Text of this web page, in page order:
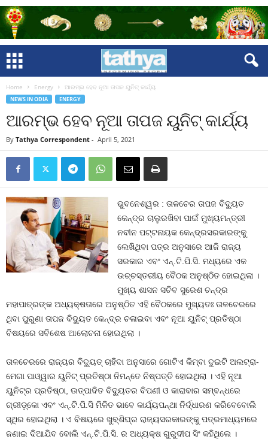
Home Energy ଆରମ୍ଭ ହେବ ନୂଆ ତାପଜ ୟୁନିଟ୍‌ କାର୍ଯ୍ୟ
NEWS IN ODIA ENERGY
ଆରମ୍ଭ ହେବ ନୂଆ ତାପଜ ୟୁନିଟ୍‌ କାର୍ଯ୍ୟ
By Tathya Correspondent - April 5, 2021
ଭୁବନେଶ୍ୱର : ତାଳଚେର ତାପଜ ବିଦ୍ୟୁତ
କେନ୍ଦ୍ର ଚାଲୁରଖିବା ପାଇଁ ମୁଖ୍ୟମନ୍ତ୍ରୀ
ନବୀନ ପଟ୍ଟନାୟକ କେନ୍ଦ୍ରସରକାରଙ୍କୁ
ଲେଖିଥିବା ପତ୍ର ଅନୁସାରେ ଆଜି ରାଜ୍ୟ
ସରକାର ଏବଂ ଏନ୍‌.ଟି.ପି.ସି. ମଧ୍ୟରେ ଏକ
ଉଚ୍ଚସ୍ତରୀୟ ବୈଠକ ଅନୁଷ୍ଠିତ ହୋଇଥିଲା ।
ମୁଖ୍ୟ ଶାସନ ସଚିବ ସୁରେଶ ଚନ୍ଦ୍ର
ମହାପାତ୍ରଙ୍କ ଅଧ୍ୟକ୍ଷତାରେ ଅନୁଷ୍ଠିତ ଏହି ବୈଠକରେ ମୁଖ୍ୟତଃ ତାଳଚେରରେ
ଥିବା ପୁରୁଣା ତାପଜ ବିଦ୍ୟୁତ କେନ୍ଦ୍ର ଚଳାଇବା ଏବଂ ନୂଆ ୟୁନିଟ୍‌ ପ୍ରତିଷ୍ଠା
ବିଷୟରେ ସବିଶେଷ ଆଲୋଚନା ହୋଇଥିଲା ।
ତାଳଚେରରେ ରାଜ୍ୟର ବିଦ୍ୟୁତ୍‌ ଚାହିଦା ଅନୁସାରେ ଗୋଟିଏ କିମ୍ବା ଦୁଇଟି ଅଲଟ୍ରା-
ମେଗା ପାଓ୍ୱାର ୟୁନିଟ୍‌ ପ୍ରତିଷ୍ଠା ନିମନ୍ତେ ନିଷ୍ପତ୍ତି ହୋଇଥିଲା । ଏହି ନୂଆ
ୟୁନିଟ୍‌ର ପ୍ରତିଷ୍ଠା, ଉତ୍ପାଦିତ ବିଦ୍ୟୁତର ବିପଣୀ ଓ କାରାବାର ସମ୍ବନ୍ଧରେ
ଗ୍ରୀଡ଼୍‌କୋ ଏବଂ ଏନ୍‌.ଟି.ପି.ସି ମିଳିତ ଭାବେ କାର୍ଯ୍ୟପନ୍ଥା ନିର୍ଦ୍ଧାରଣ କରିବେବୋଲି
ସ୍ଥିର ହୋଇଥିଲା । ଏ ବିଷୟରେ ଖୁବ୍‌ଶିଘ୍ର ରାଜ୍ୟସରକାରଙ୍କୁ ପତ୍ରମାଧ୍ୟମରେ
ଜଣାଇ ଦିଆଯିବ ବୋଲି ଏନ୍‌.ଟି.ପି.ସି. ର ଅଧ୍ୟକ୍ଷ ଗୁରୁଦୀପ ସିଂ କହିଥିଲେ ।